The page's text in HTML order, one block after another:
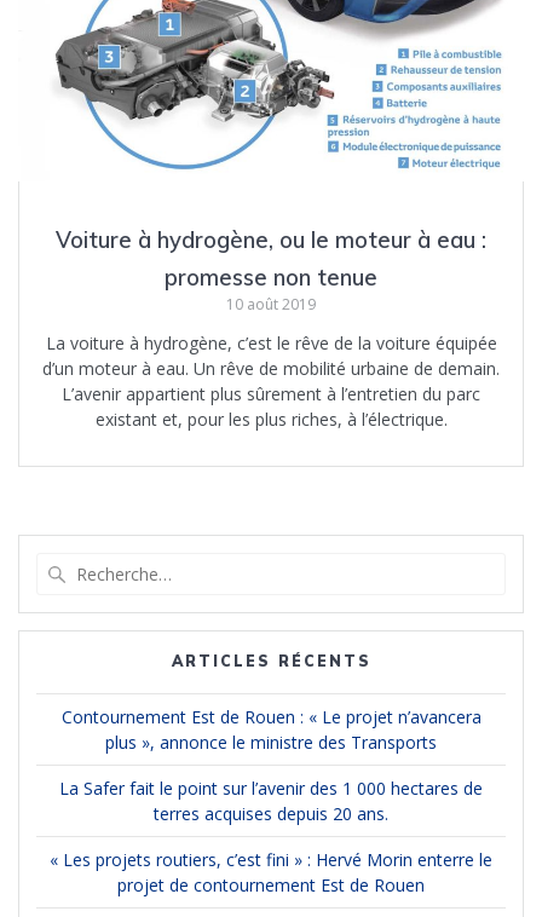
Voiture à hydrogène, ou le moteur à eau :
promesse non tenue
10 août 2019
La voiture à hydrogène, c’est le rêve de la voiture équipée
d’un moteur à eau. Un rêve de mobilité urbaine de demain.
L’avenir appartient plus sûrement à l’entretien du parc
existant et, pour les plus riches, à l’électrique.
:
ARTICLES RÉCENTS
Contournement Est de Rouen : « Le projet n’avancera
plus », annonce le ministre des Transports
La Safer fait le point sur l’avenir des 1 000 hectares de
terres acquises depuis 20 ans.
« Les projets routiers, c’est fini » : Hervé Morin enterre le
projet de contournement Est de Rouen